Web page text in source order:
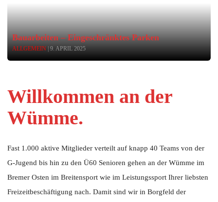
Bauarbeiten – Eingeschränktes Parken
ALLGEMEIN | 9. APRIL 2025
Willkommen an der
Wümme.
Fast 1.000 aktive Mitglieder verteilt auf knapp 40 Teams von der
G-Jugend bis hin zu den Ü60 Senioren gehen an der Wümme im
Bremer Osten im Breitensport wie im Leistungssport Ihrer liebsten
Freizeitbeschäftigung nach. Damit sind wir in Borgfeld der